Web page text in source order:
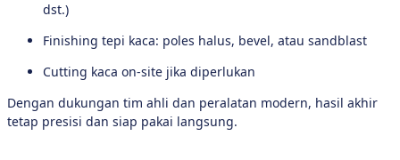
dst.)
Finishing tepi kaca: poles halus, bevel, atau sandblast
Cutting kaca on-site jika diperlukan
Dengan dukungan tim ahli dan peralatan modern, hasil akhir
tetap presisi dan siap pakai langsung.